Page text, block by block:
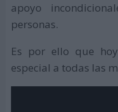
apoyo
personas.
Es por ello que
especial a todas las